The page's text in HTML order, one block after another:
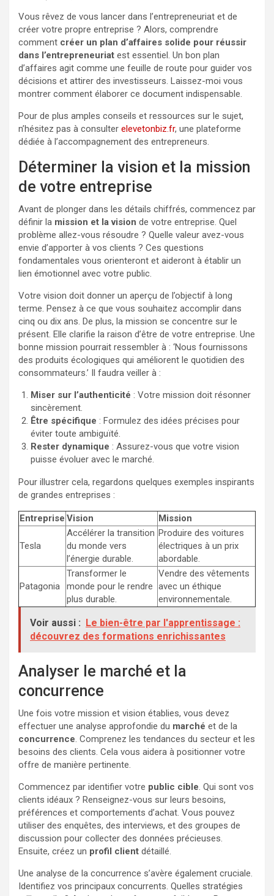
Vous rêvez de vous lancer dans l’entrepreneuriat et de
créer votre propre entreprise ? Alors, comprendre
comment créer un plan d’affaires solide pour réussir
dans l’entrepreneuriat est essentiel. Un bon plan
d’affaires agit comme une feuille de route pour guider vos
décisions et attirer des investisseurs. Laissez-moi vous
montrer comment élaborer ce document indispensable.
Pour de plus amples conseils et ressources sur le sujet,
n’hésitez pas à consulter elevetonbiz.fr, une plateforme
dédiée à l’accompagnement des entrepreneurs.
Déterminer la vision et la mission
de votre entreprise
Avant de plonger dans les détails chiffrés, commencez par
définir la mission et la vision de votre entreprise. Quel
problème allez-vous résoudre ? Quelle valeur avez-vous
envie d’apporter à vos clients ? Ces questions
fondamentales vous orienteront et aideront à établir un
lien émotionnel avec votre public.
Votre vision doit donner un aperçu de l’objectif à long
terme. Pensez à ce que vous souhaitez accomplir dans
cinq ou dix ans. De plus, la mission se concentre sur le
présent. Elle clarifie la raison d’être de votre entreprise. Une
bonne mission pourrait ressembler à : ‘Nous fournissons
des produits écologiques qui améliorent le quotidien des
consommateurs.’ Il faudra veiller à :
Miser sur l’authenticité : Votre mission doit résonner
sincèrement.
Être spécifique : Formulez des idées précises pour
éviter toute ambiguïté.
Rester dynamique : Assurez-vous que votre vision
puisse évoluer avec le marché.
Pour illustrer cela, regardons quelques exemples inspirants
de grandes entreprises :
Entreprise Vision Mission
Tesla
Accélérer la transition
du monde vers
l’énergie durable.
Produire des voitures
électriques à un prix
abordable.
Patagonia
Transformer le
monde pour le rendre
plus durable.
Vendre des vêtements
avec un éthique
environnementale.
Voir aussi : Le bien-être par l'apprentissage :
découvrez des formations enrichissantes
Analyser le marché et la
concurrence
Une fois votre mission et vision établies, vous devez
effectuer une analyse approfondie du marché et de la
concurrence. Comprenez les tendances du secteur et les
besoins des clients. Cela vous aidera à positionner votre
offre de manière pertinente.
Commencez par identifier votre public cible. Qui sont vos
clients idéaux ? Renseignez-vous sur leurs besoins,
préférences et comportements d’achat. Vous pouvez
utiliser des enquêtes, des interviews, et des groupes de
discussion pour collecter des données précieuses.
Ensuite, créez un profil client détaillé.
Une analyse de la concurrence s’avère également cruciale.
Identifiez vos principaux concurrents. Quelles stratégies